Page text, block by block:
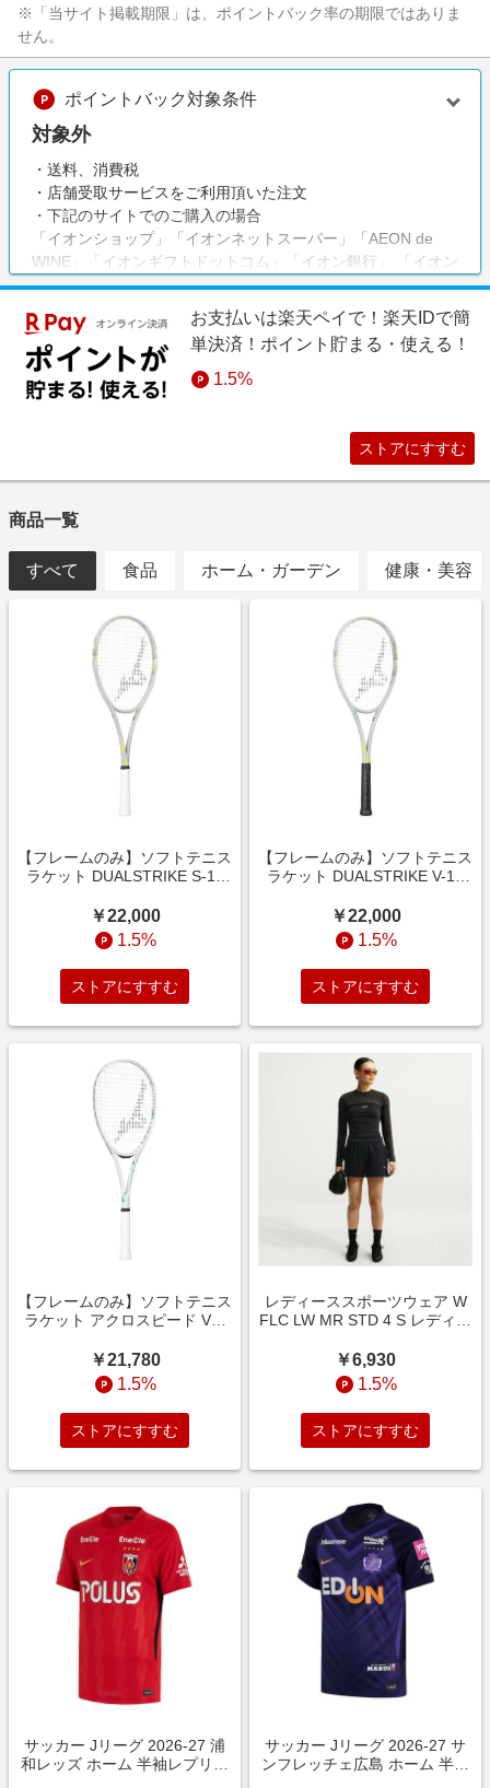
※「当サイト掲載期限」は、ポイントバック率の期限ではありま
せん。
ポイントバック対象条件
対象外
・送料、消費税
・店舗受取サービスをご利用頂いた注文
・下記のサイトでのご購入の場合
「イオンショップ」「イオンネットスーパー」「AEON de
WINE」「イオンギフトドットコム」「イオン銀行」 「イオン
保険マーケット」「イオンのお葬式」「未来屋書店」「イオ
ンシネマ（旧ワーナー・マイカル・シネマズ）」「ハンコ倶
楽部」「イオントラベルモール」「イオンモール」「イオン
saQwa」「イオンスタイルファッション」「AEON STYLE
home」「イオンバイク」「Glam Beautique」
お支払いは楽天ペイで！楽天IDで簡
単決済！ポイント貯まる・使える！
1.5%
ストアにすすむ
商品一覧
すべて 食品 ホーム・ガーデン 健康・美容
【フレームのみ】ソフトテニス
ラケット DUALSTRIKE S-10
￥22,000
1.5%
ストアにすすむ
【フレームのみ】ソフトテニス
ラケット DUALSTRIKE V-10
￥22,000
1.5%
ストアにすすむ
【フレームのみ】ソフトテニス
ラケット アクロスピード VS-
￥21,780
1.5%
ストアにすすむ
レディーススポーツウェア W
FLC LW MR STD 4 S レディー
￥6,930
1.5%
ストアにすすむ
サッカー Jリーグ 2026-27 浦
和レッズ ホーム 半袖レプリカ
サッカー Jリーグ 2026-27 サ
ンフレッチェ広島 ホーム 半袖